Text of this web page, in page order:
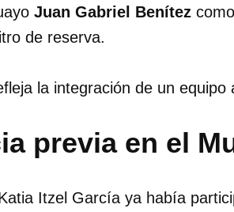
Juan Gabriel Benítez
de reserva.
la integración de un
previa en el
Itzel García ya había